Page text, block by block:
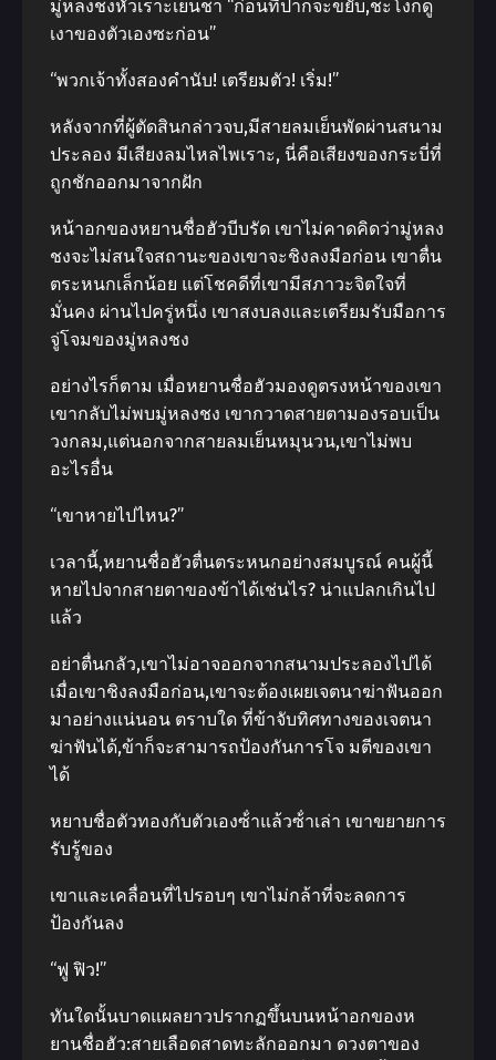
มู่หลงชงหัวเราะเย็นชา “ก่อนที่ปากจะขยับ,ชะโงกดู
เงาของตัวเองซะก่อน”
“พวกเจ้าทั้งสองคํานับ! เตรียมตัว! เริ่ม!”
หลังจากที่ผู้ตัดสินกล่าวจบ,มีสายลมเย็นพัดผ่านสนาม
ประลอง มีเสียงลมไหลไพเราะ, นี่คือเสียงของกระบี่ที่
ถูกชักออกมาจากฝัก
หน้าอกของหยานชื่อฮัวบีบรัด เขาไม่คาดคิดว่ามู่หลง
ชงจะไม่สนใจสถานะของเขาจะชิงลงมือก่อน เขาตื่น
ตระหนกเล็กน้อย แต่โชคดีที่เขามีสภาวะจิตใจที่
มั่นคง ผ่านไปครู่หนึ่ง เขาสงบลงและเตรียมรับมือการ
จู่โจมของมู่หลงชง
อย่างไรก็ตาม เมื่อหยานชื่อฮัวมองดูตรงหน้าของเขา
เขากลับไม่พบมู่หลงชง เขากวาดสายตามองรอบเป็น
วงกลม,แต่นอกจากสายลมเย็นหมุนวน,เขาไม่พบ
อะไรอื่น
“เขาหายไปไหน?”
เวลานี้,หยานชื่อฮัวตื่นตระหนกอย่างสมบูรณ์ คนผู้นี้
หายไปจากสายตาของข้าได้เช่นไร? น่าแปลกเกินไป
แล้ว
อย่าตื่นกลัว,เขาไม่อาจออกจากสนามประลองไปได้
เมื่อเขาชิงลงมือก่อน,เขาจะต้องเผยเจตนาฆ่าฟันออก
มาอย่างแน่นอน ตราบใด ที่ข้าจับทิศทางของเจตนา
ฆ่าฟันได้,ข้าก็จะสามารถป้องกันการโจ มตีของเขา
ได้
หยาบชื่อตัวทองกับตัวเองซ้ําแล้วซ้ําเล่า เขาขยายการ
รับรู้ของ
เขาและเคลื่อนที่ไปรอบๆ เขาไม่กล้าที่จะลดการ
ป้องกันลง
“ฟู ฟิว!”
ทันใดนั้นบาดแผลยาวปรากฏขึ้นบนหน้าอกของห
ยานชื่อฮัว:สายเลือดสาดทะลักออกมา ดวงตาของ